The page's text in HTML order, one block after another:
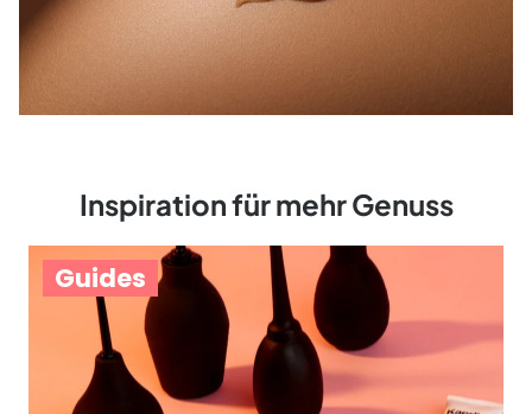
Inspiration für mehr Genuss
Guides